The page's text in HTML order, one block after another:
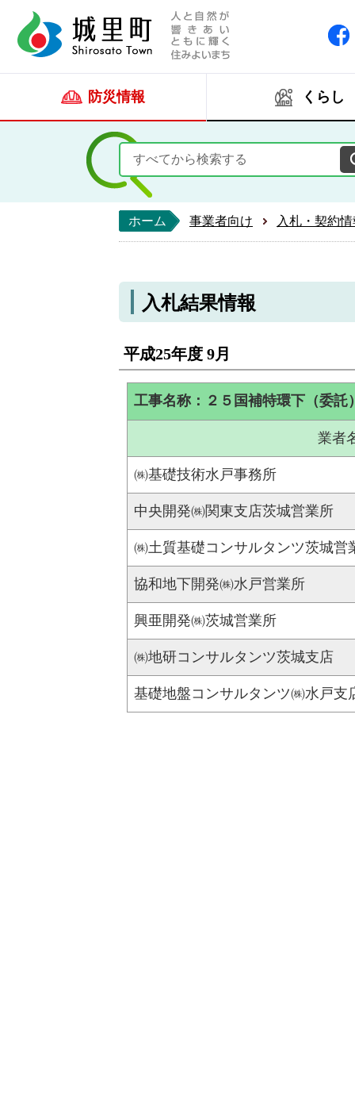
防災情報 くらし
ホーム 事業者向け 入札・契約
入札結果情報
平成25年度 9月
工事名称：２５国補特環下（委
業者
㈱基礎技術水戸事務所
中央開発㈱関東支店茨城営業所
㈱土質基礎コンサルタンツ茨城営
協和地下開発㈱水戸営業所
興亜開発㈱茨城営業所
㈱地研コンサルタンツ茨城支店
基礎地盤コンサルタンツ㈱水戸支